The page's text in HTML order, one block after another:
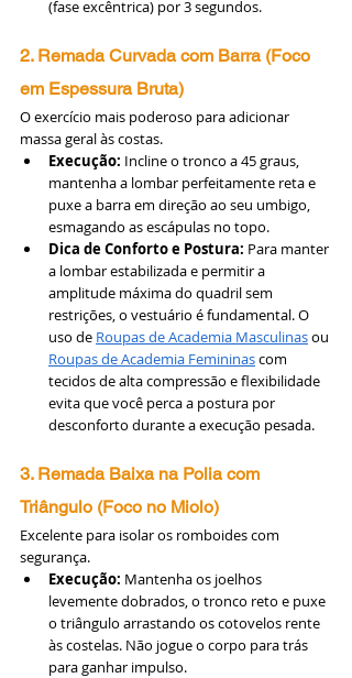
(fase excêntrica) por 3 segundos.
2. Remada Curvada com Barra (Foco
em Espessura Bruta)
O exercício mais poderoso para adicionar
massa geral às costas.
Execução: Incline o tronco a 45 graus,
mantenha a lombar perfeitamente reta e
puxe a barra em direção ao seu umbigo,
esmagando as escápulas no topo.
Dica de Conforto e Postura: Para manter
a lombar estabilizada e permitir a
amplitude máxima do quadril sem
restrições, o vestuário é fundamental. O
uso de Roupas de Academia Masculinas ou
Roupas de Academia Femininas com
tecidos de alta compressão e flexibilidade
evita que você perca a postura por
desconforto durante a execução pesada.
3. Remada Baixa na Polia com
Triângulo (Foco no Miolo)
Excelente para isolar os romboides com
segurança.
Execução: Mantenha os joelhos
levemente dobrados, o tronco reto e puxe
o triângulo arrastando os cotovelos rente
às costelas. Não jogue o corpo para trás
para ganhar impulso.